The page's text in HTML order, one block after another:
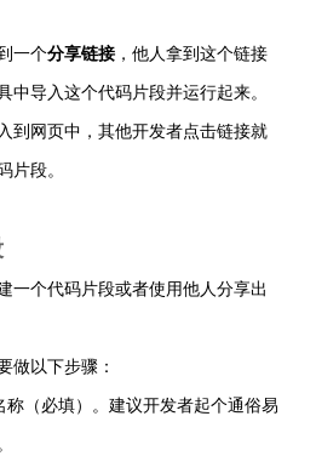
一个分享链接 ，他人拿到这个链接
导入这个代码片段并运行起来。
到网页中，其他开发者点击链接就
段。
一个代码片段或者使用他人分享出
做以下步骤：
称（必填）。建议开发者起个通俗易